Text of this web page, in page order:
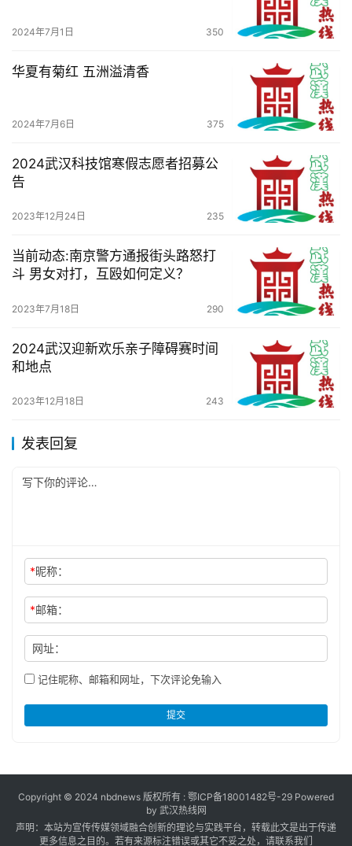
2024年7月1日 350
华夏有菊红 五洲溢清香
2024年7月6日 375
2024武汉科技馆寒假志愿者招募公
告
2023年12月24日 235
当前动态:南京警方通报街头路怒打
斗 男女对打，互殴如何定义？
2023年7月18日 290
2024武汉迎新欢乐亲子障碍赛时间
和地点
2023年12月18日 243
发表回复
*昵称：
*邮箱：
网址：
记住昵称、邮箱和网址，下次评论免输入
提交
Copyright © 2024 nbdnews 版权所有 : 鄂ICP备18001482号-29 Powered
by 武汉热线网
声明：本站为宣传传媒领域融合创新的理论与实践平台，转载此文是出于传递
更多信息之目的。若有来源标注错误或其它不妥之处，请联系我们